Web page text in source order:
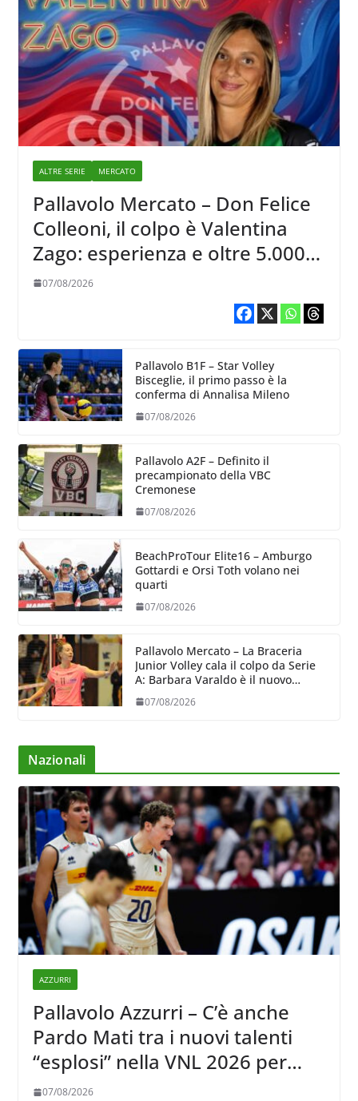
ALTRE SERIE MERCATO
Pallavolo Mercato – Don Felice
Colleoni, il colpo è Valentina
Zago: esperienza e oltre 5.000
punti al servizio di Trescore
07/08/2026
Pallavolo B1F – Star Volley
Bisceglie, il primo passo è la
conferma di Annalisa Mileno
07/08/2026
Pallavolo A2F – Definito il
precampionato della VBC
Cremonese
07/08/2026
BeachProTour Elite16 – Amburgo
Gottardi e Orsi Toth volano nei
quarti
07/08/2026
Pallavolo Mercato – La Braceria
Junior Volley cala il colpo da Serie
A: Barbara Varaldo è il nuovo
07/08/2026
Nazionali
AZZURRI
Pallavolo Azzurri – C’è anche
Pardo Mati tra i nuovi talenti
“esplosi” nella VNL 2026 per
Volleyball World
07/08/2026